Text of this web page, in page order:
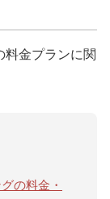
料金プランに関
の料金・